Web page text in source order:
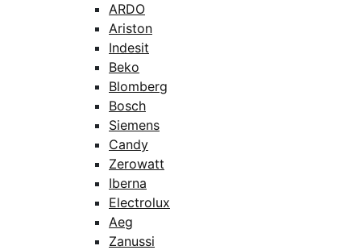
ARDO
Ariston
Indesit
Beko
Blomberg
Bosch
Siemens
Candy
Zerowatt
Iberna
Electrolux
Aeg
Zanussi